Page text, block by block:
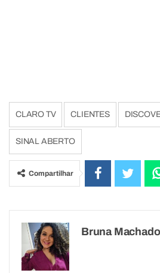
CLARO TV CLIENTES
SINAL ABERTO
Compartilhar
Bruna Machado